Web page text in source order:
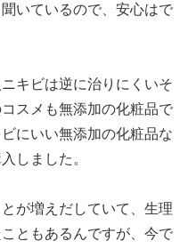
いているので、安心はで
キビは逆に治りにくいそ
スメも無添加の化粧品で
にいい無添加の化粧品な
しました。
が増えだしていて、生理
ともあるんですが、今で